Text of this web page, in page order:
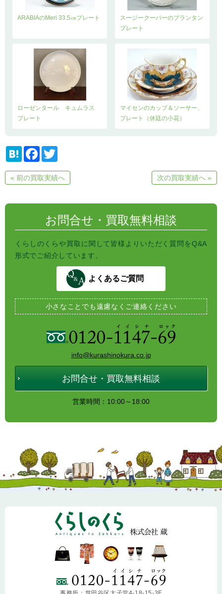
ARABIAのMeri 33.5㎝プレート
スージークーパーのプランタン
プレート
ローゼンタール キュムラス
プレート
マイセンのカップ＆ソーサー、
プレート（休廷の小花）
H
e
n
F
e
b
k
t
t
« 前の買取実績へ 次の買取実績へ »
お問合せ・買取無料相談
くらしのくらや買取に関して皆様よりいただく質問をQ&A
形式でご紹介しています。
よくあるご質問
小さなことでも遠慮なくご連絡ください
info@kurashinokura.co.jp
お問合せ・買取無料相談
営業時間：10:00～18:00